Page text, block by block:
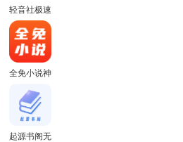
轻音社极速
版官方正式
版
全免小说神
起源书阁无